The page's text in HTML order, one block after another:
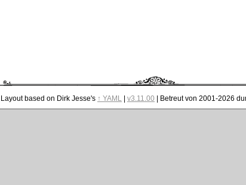
based on Dirk Jesse's ↑ YAML| v3.11.00 | Betreut von 2001-2026